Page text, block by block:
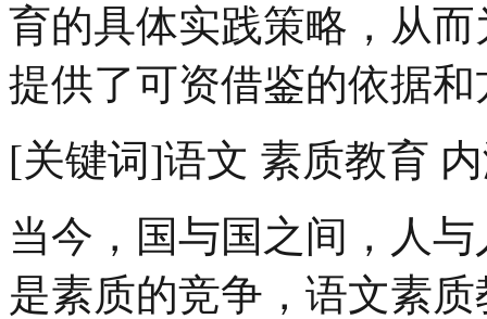
育的具体实践策略，从
提供了可资借鉴的依据和
[关键词]语文 素质教育
当今，国与国之间，人
是素质的竞争，语文素